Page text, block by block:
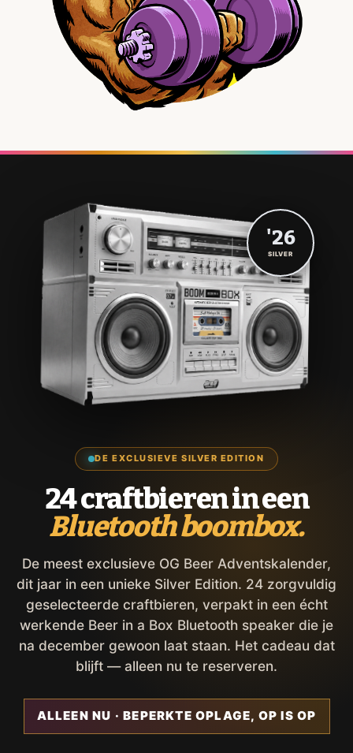
DE EXCLUSIEVE SILVER EDITION
24 craftbieren in een
Bluetooth boombox.
De meest exclusieve OG Beer Adventskalender,
dit jaar in een unieke Silver Edition. 24 zorgvuldig
geselecteerde craftbieren, verpakt in een écht
werkende Beer in a Box Bluetooth speaker die je
na december gewoon laat staan. Het cadeau dat
blijft — alleen nu te reserveren.
ALLEEN NU · BEPERKTE OPLAGE, OP IS OP
'26
SILVER